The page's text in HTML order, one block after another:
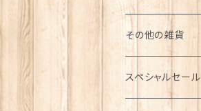
その他の雑貨
ミニカー
スペシャルセール